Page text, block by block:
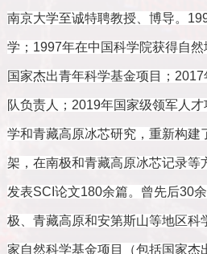
南京大学至诚特聘教授、博导。
学；1997年在中国科学院获得自
国家杰出青年科学基金项目； 2017
队负责人；2019年国家级领军人才
学和青藏高原冰芯研究，重新构建
架，在南极和青藏高原冰芯记录等
发表SCI 论文180余篇。曾先后30
极、青藏高原和安第斯山等地区科
家自然科学基金项目（包括国家杰